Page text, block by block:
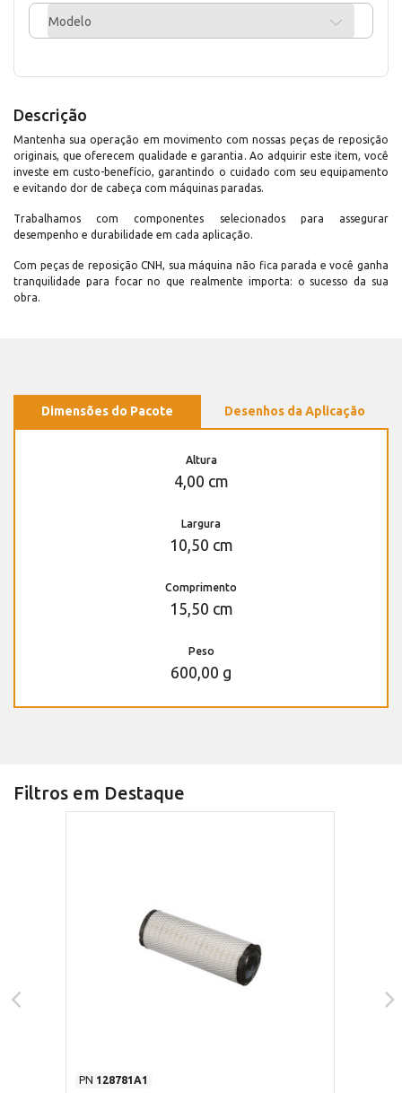
Modelo
Descrição
Mantenha sua operação em movimento com nossas peças de reposição
originais, que oferecem qualidade e garantia. Ao adquirir este item, você
investe em custo-benefício, garantindo o cuidado com seu equipamento
e evitando dor de cabeça com máquinas paradas.
Trabalhamos com componentes selecionados para assegurar
desempenho e durabilidade em cada aplicação.
Com peças de reposição CNH, sua máquina não fica parada e você ganha
tranquilidade para focar no que realmente importa: o sucesso da sua
obra.
Dimensões do Pacote Desenhos da Aplicação
Altura
4,00 cm
Largura
10,50 cm
Comprimento
15,50 cm
Peso
600,00 g
Filtros em Destaque
PN 128781A1